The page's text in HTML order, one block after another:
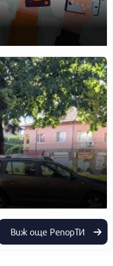
Виж още РепорТИ